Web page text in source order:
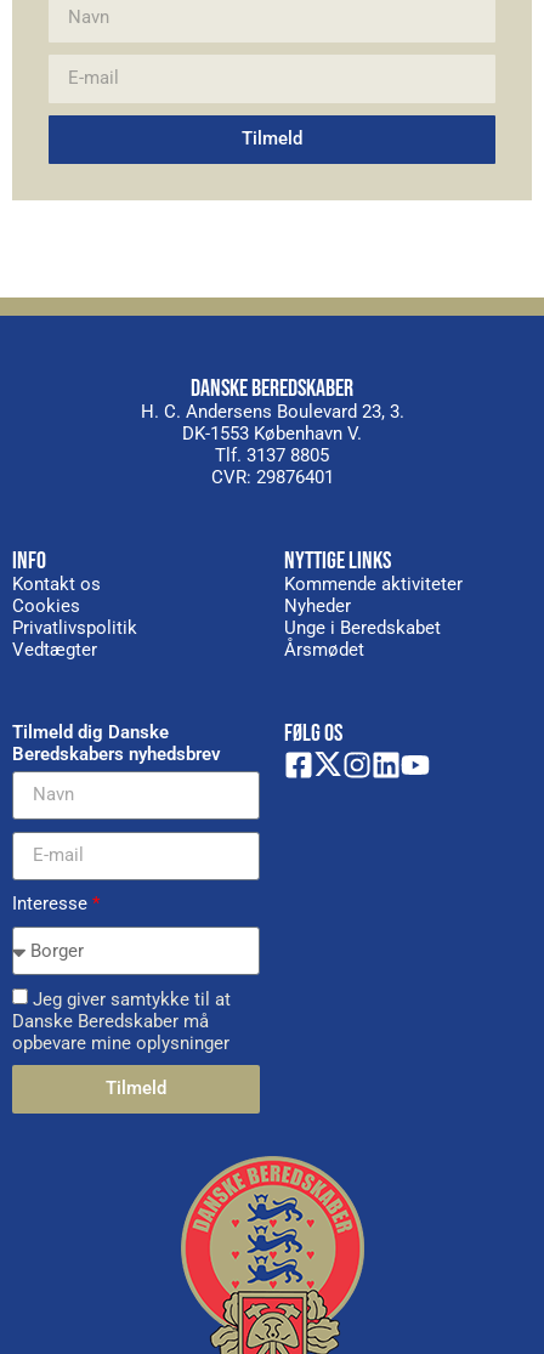
Tilmeld
DANSKE BEREDSKABER
H. C. Andersens Boulevard 23, 3.
DK-1553 København V.
Tlf. 3137 8805
CVR: 29876401
INFO
Kontakt os
Cookies
Privatlivspolitik
Vedtægter
NYTTIGE LINKS
Kommende aktiviteter
Nyheder
Unge i Beredskabet
Årsmødet
Tilmeld dig Danske
Beredskabers nyhedsbrev
Interesse *
Jeg giver samtykke til at
Danske Beredskaber må
opbevare mine oplysninger
Tilmeld
FØLG OS